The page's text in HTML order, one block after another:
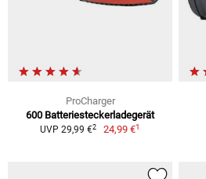
ProCharger
600 Batteriesteckerladegerät
UVP 29,99 €2 24,99 €1